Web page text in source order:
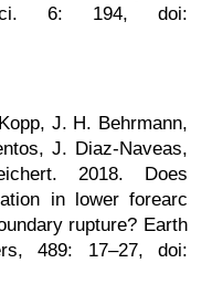
6: 194, doi:
J. H. Behrmann,
J. Diaz-Naveas,
2018. Does
in lower forearc
rupture? Earth
489: 17–27, doi: